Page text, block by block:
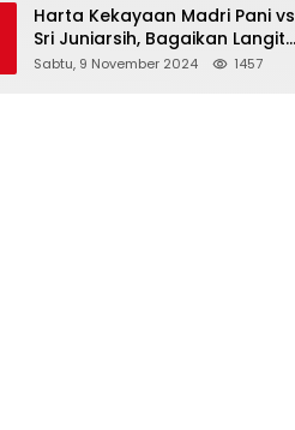
Harta Kekayaan Madri Pani vs
Sri Juniarsih, Bagaikan Langit
dan Bumi
Sabtu, 9 November 2024 1457